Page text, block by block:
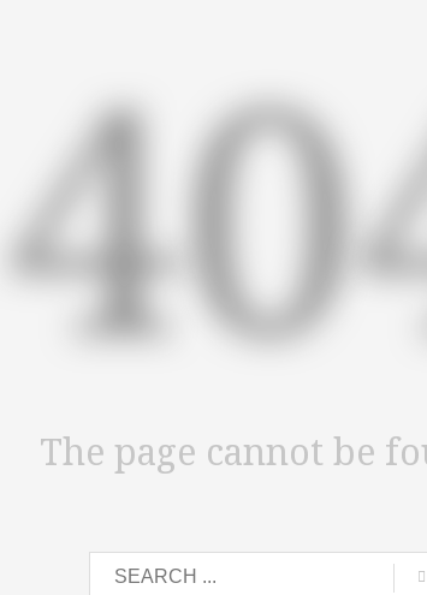
The page cannot be